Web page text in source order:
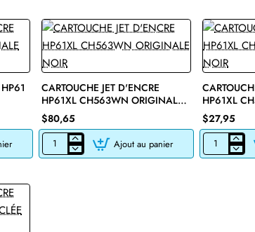
CARTOUCHE JET D'ENCRE
HP61XL CH563WN ORIGINALE
NOIR
$80,65
CARTOUCHE
JET
Ajout au panier
HP61XL
NOIR
$27,95
CARTOUCHE
JET